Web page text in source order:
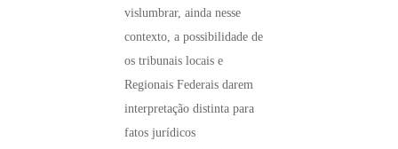
vislumbrar, ainda nesse
contexto, a possibilidade de
os tribunais locais e
Regionais Federais darem
interpretação distinta para
fatos jurídicos